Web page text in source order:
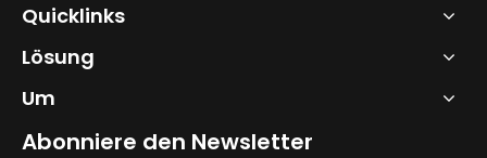
Quicklinks
Lösung
Um
Abonniere den Newsletter